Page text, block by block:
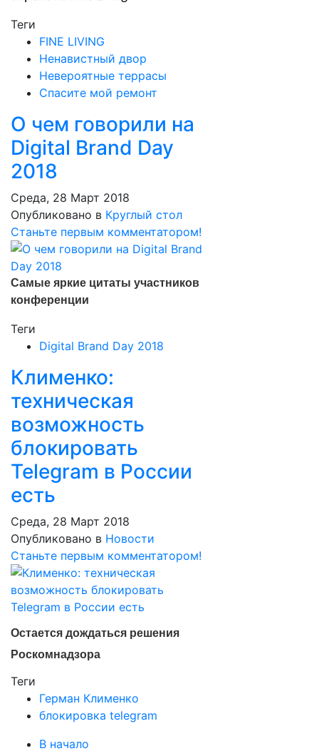
Теги
FINE LIVING
Ненавистный двор
Невероятные террасы
Спасите мой ремонт
О чем говорили на
Digital Brand Day
2018
Среда, 28 Март 2018
Опубликовано в Круглый стол
Станьте первым комментатором!
Самые яркие цитаты участников
конференции
Теги
Digital Brand Day 2018
Клименко:
техническая
возможность
блокировать
Telegram в России
есть
Среда, 28 Март 2018
Опубликовано в Новости
Станьте первым комментатором!
Остается дождаться решения
Роскомнадзора
Теги
Герман Клименко
блокировка telegram
В начало